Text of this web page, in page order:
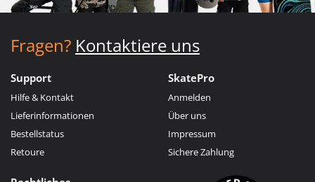
Fragen? Kontaktiere uns
Support
Hilfe & Kontakt
Lieferinformationen
Bestellstatus
Retoure
SkatePro
Anmelden
Über uns
Impressum
Sichere Zahlung